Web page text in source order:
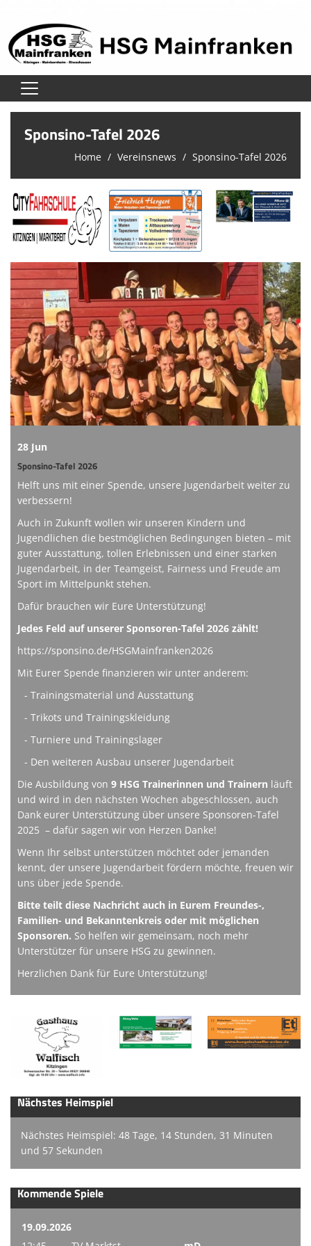
Home
Verein
Damen
Jugend
Unsere Schiedsrichter
Trainingszeiten
Online-Shop
Informationen
Sponsoring
Links
Sponsino-Tafel 2026
Home Vereinsnews Sponsino-Tafel 2026
28 Jun
Sponsino-Tafel 2026
Helft uns mit einer Spende, unsere Jugendarbeit weiter zu
verbessern!
Auch in Zukunft wollen wir unseren Kindern und
Jugendlichen die bestmöglichen Bedingungen bieten – mit
guter Ausstattung, tollen Erlebnissen und einer starken
Jugendarbeit, in der Teamgeist, Fairness und Freude am
Sport im Mittelpunkt stehen.
Dafür brauchen wir Eure Unterstützung!
Jedes Feld auf unserer Sponsoren-Tafel 2026 zählt!
https://sponsino.de/HSGMainfranken2026
Mit Eurer Spende finanzieren wir unter anderem:
- Trainingsmaterial und Ausstattung
- Trikots und Trainingskleidung
- Turniere und Trainingslager
- Den weiteren Ausbau unserer Jugendarbeit
Die Ausbildung von 9 HSG Trainerinnen und Trainern läuft
und wird in den nächsten Wochen abgeschlossen, auch
Dank eurer Unterstützung über unsere Sponsoren-Tafel
2025 – dafür sagen wir von Herzen Danke!
Wenn Ihr selbst unterstützen möchtet oder jemanden
kennt, der unsere Jugendarbeit fördern möchte, freuen wir
uns über jede Spende.
Bitte teilt diese Nachricht auch in Eurem Freundes-,
Familien- und Bekanntenkreis oder mit möglichen
Sponsoren. So helfen wir gemeinsam, noch mehr
Unterstützer für unsere HSG zu gewinnen.
Herzlichen Dank für Eure Unterstützung!
Nächstes Heimspiel
Nächstes Heimspiel: 48 Tage, 14 Stunden, 31 Minuten
und 57 Sekunden
Kommende Spiele
19.09.2026